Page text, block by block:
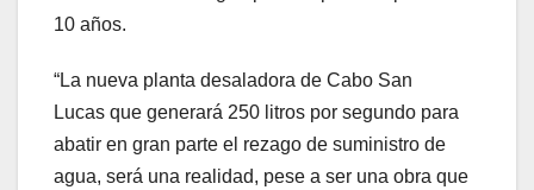
10 años.
“La nueva planta desaladora de Cabo San
Lucas que generará 250 litros por segundo para
abatir en gran parte el rezago de suministro de
agua, será una realidad, pese a ser una obra que